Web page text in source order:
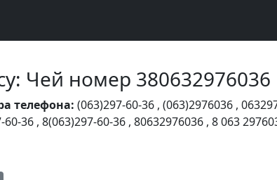
Чей номер 380632976036
телефона: (063)297-60-36 , (063)2976036 ,
60-36 , 8(063)297-60-36 , 80632976036 , 8 063